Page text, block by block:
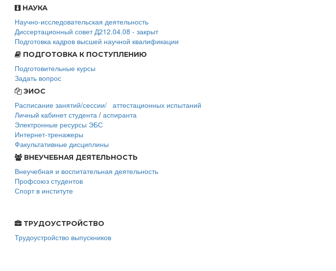
НАУКА
Научно-исследовательская деятельность
Диссертационный совет Д212.04.08 - закрыт
Подготовка кадров высшей научной квалификации
ПОДГОТОВКА К ПОСТУПЛЕНИЮ
Подготовительные курсы
Задать вопрос
ЭИОС
Расписание занятий/сессии/ аттестационных испытаний
Личный кабинет студента / аспиранта
Электронные ресурсы ЭБС
Интернет-тренажеры
Факультативные дисциплины
ВНЕУЧЕБНАЯ ДЕЯТЕЛЬНОСТЬ
Внеучебная и воспитательная деятельность
Профсоюз студентов
Спорт в институте
ТРУДОУСТРОЙСТВО
Трудоустройство выпускников